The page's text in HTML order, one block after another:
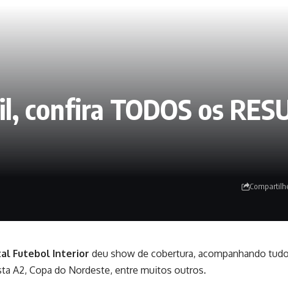
confira TODOS os
Futebol Interior deu show de cobertura, acompanhando
A2, Copa do Nordeste, entre muitos outros.